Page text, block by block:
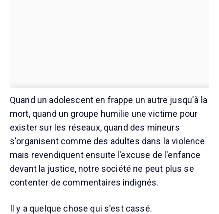
Quand un adolescent en frappe un autre jusqu'à la
mort, quand un groupe humilie une victime pour
exister sur les réseaux, quand des mineurs
s'organisent comme des adultes dans la violence
mais revendiquent ensuite l'excuse de l'enfance
devant la justice, notre société ne peut plus se
contenter de commentaires indignés.
Il y a quelque chose qui s'est cassé.